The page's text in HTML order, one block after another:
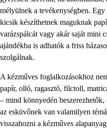
mélyülnek a tevékenységben.
kicsik készíthetnek maguknak
varázspálcát vagy akár saját mini
ajándékba is adhatók a friss
szolgálnak.
A kézműves foglalkozásokhoz
papír, olló, ragasztó, filctoll,
– mind könnyedén
az esküvőnek van valamilyen
visszahozni a kézműves